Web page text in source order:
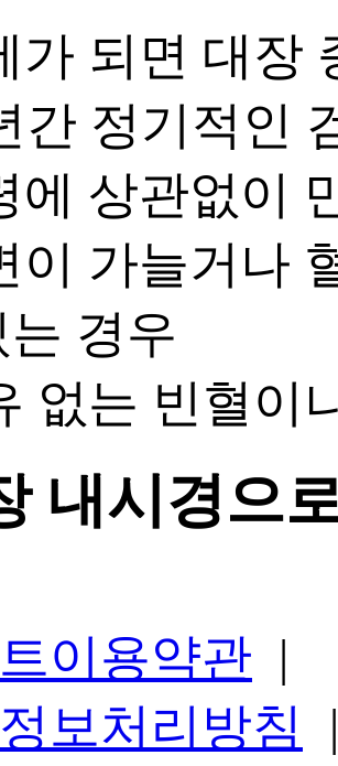
가 되면 대장
간 정기적인
에 상관없이
이 가늘거나
는 경우
없는 빈혈이
내시경으
이용약관 |
보처리방침